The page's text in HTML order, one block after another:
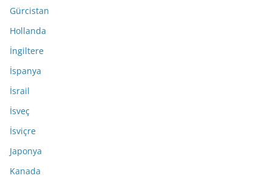
Gürcistan
Hollanda
İngiltere
İspanya
İsrail
İsveç
İsviçre
Japonya
Kanada